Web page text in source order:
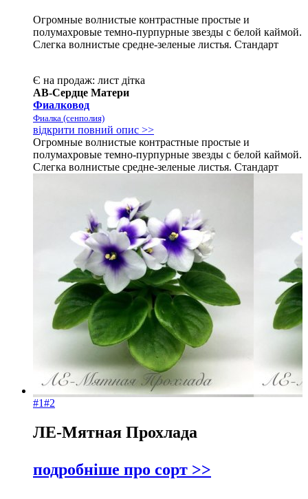
Огромные волнистые контрастные простые и
полумахровые темно-пурпурные звезды с белой каймой.
Слегка волнистые средне-зеленые листья. Стандарт
Є на продаж: лист дітка
АВ-Сердце Матери
Фиалковод
Фиалка (сенполия)
відкрити повний опис >>
Огромные волнистые контрастные простые и
полумахровые темно-пурпурные звезды с белой каймой.
Слегка волнистые средне-зеленые листья. Стандарт
#1#2
ЛЕ-Мятная Прохлада
подробніше про сорт >>